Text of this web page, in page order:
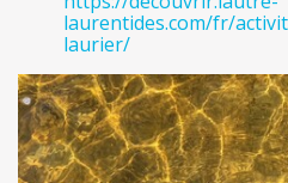
laurentides.com/fr/
laurier/